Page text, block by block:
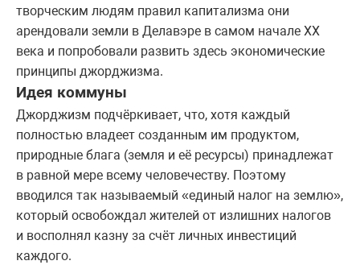
творческим людям правил капитализма они
арендовали земли в Делавэре в самом начале ХХ
века и попробовали развить здесь экономические
принципы джорджизма.
Идея коммуны
Джорджизм подчёркивает, что, хотя каждый
полностью владеет созданным им продуктом,
природные блага (земля и её ресурсы) принадлежат
в равной мере всему человечеству. Поэтому
вводился так называемый «единый налог на землю»,
который освобождал жителей от излишних налогов
и восполнял казну за счёт личных инвестиций
каждого.